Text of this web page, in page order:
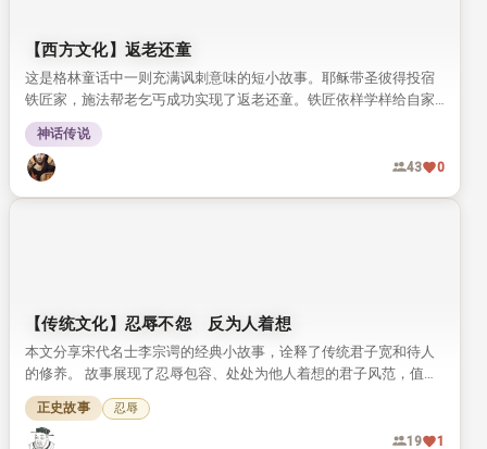
【西方文化】返老还童
这是格林童话中一则充满讽刺意味的短小故事。耶稣带圣彼得投宿
铁匠家，施法帮老乞丐成功实现了返老还童。铁匠依样学样给自家
岳母改造，结果闹出了完全失控的乱子。
神话传说
43 0
【传统文化】忍辱不怨 反为人着想
本文分享宋代名士李宗谔的经典小故事，诠释了传统君子宽和待人
的修养。 故事展现了忍辱包容、处处为他人着想的君子风范，值得
我们细细品读。
正史故事 忍辱
19 1